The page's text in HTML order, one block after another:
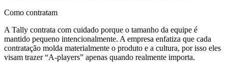
Como contratam
A Tally contrata com cuidado porque o tamanho da equipe é
mantido pequeno intencionalmente. A empresa enfatiza que cada
contratação molda materialmente o produto e a cultura, por isso eles
visam trazer “A-players” apenas quando realmente importa.